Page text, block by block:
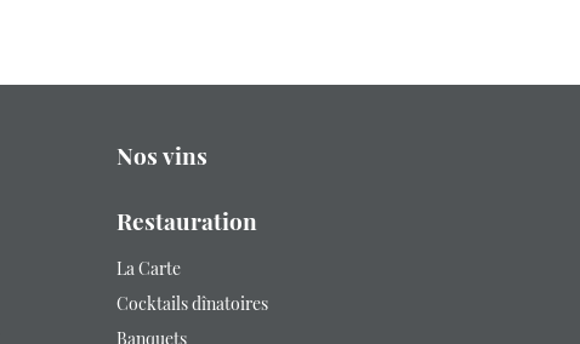
Nos vins
Restauration
La Carte
Cocktails dînatoires